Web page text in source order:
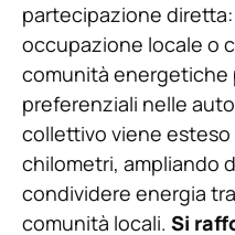
partecipazione
occupazione locale o
comunità energetiche
preferenziali nelle
collettivo viene esteso
chilometri, ampliando
condividere energia
comunità locali. Si